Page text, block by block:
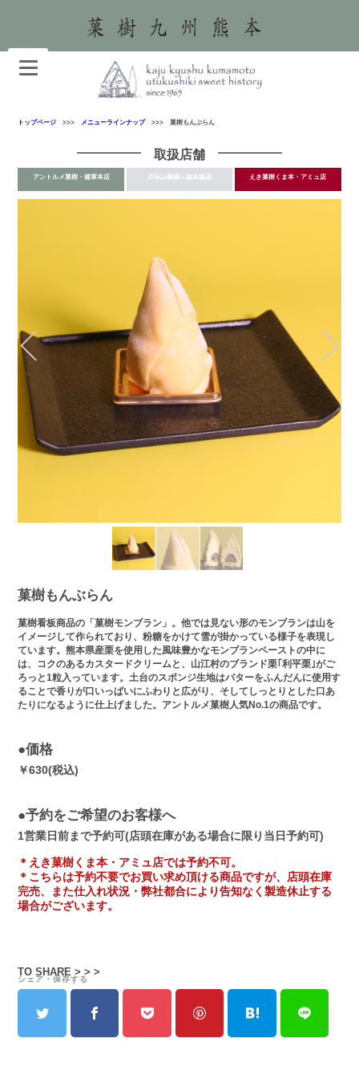
トップページ >>> メニューラインナップ>>> 菓樹もんぶらん
取扱店舗
アントルメ菓樹・健軍本店 グラン菓樹・並木坂店 えき菓樹くま本・アミュ店
菓樹もんぶらん
菓樹看板商品の「菓樹モンブラン」。他では見ない形のモンブランは山を
イメージして作られており、粉糖をかけて雪が掛かっている様子を表現し
ています。熊本県産栗を使用した風味豊かなモンブランペーストの中に
は、コクのあるカスタードクリームと、山江村のブランド栗｢利平栗｣がご
ろっと1粒入っています。土台のスポンジ生地はバターをふんだんに使用す
ることで香りが口いっぱいにふわりと広がり、そしてしっとりとした口あ
たりになるように仕上げました。アントルメ菓樹人気No.1の商品です。
●価格
￥630(税込)
●予約をご希望のお客様へ
1営業日前まで予約可(店頭在庫がある場合に限り当日予約可)
＊えき菓樹くま本・アミュ店では予約不可。
＊こちらは予約不要でお買い求め頂ける商品ですが、店頭在庫
完売、また仕入れ状況・弊社都合により告知なく製造休止する
場合がございます。
TO SHARE > > >
シェア・保存する